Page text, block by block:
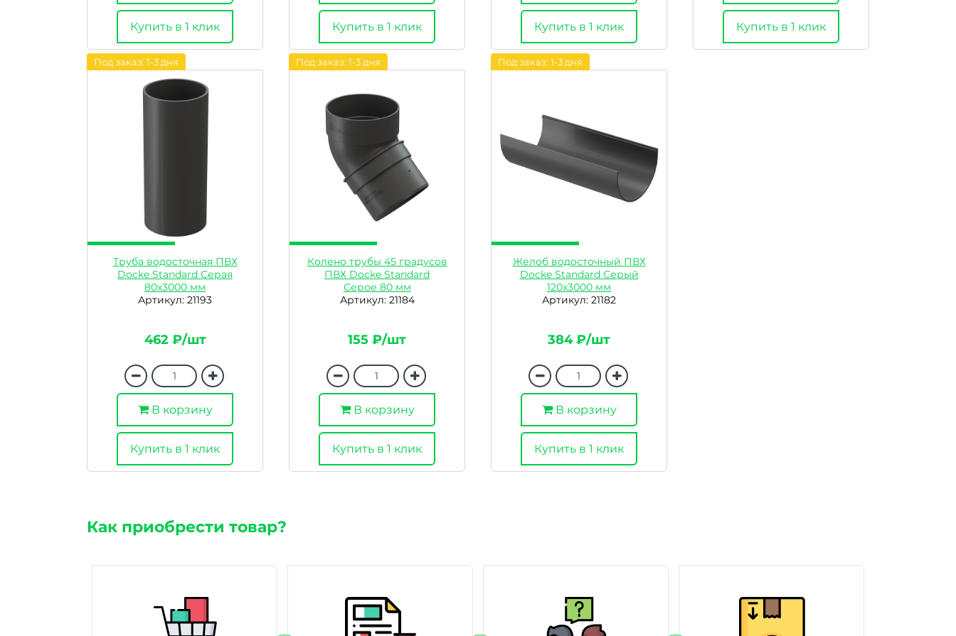
Купить в 1 клик Купить в 1 клик Купить в 1 клик Купить в 1 клик
Под заказ: 1-3 дня
Труба водосточная ПВХ
Docke Standard Серая
80х3000 мм
Артикул: 21193
462 ₽/шт
В корзину
Купить в 1 клик
Под заказ: 1-3 дня
Колено трубы 45 градусов
ПВХ Docke Standard
Серое 80 мм
Артикул: 21184
155 ₽/шт
В корзину
Купить в 1 клик
Под заказ: 1-3 дня
Желоб водосточный ПВХ
Docke Standard Серый
120х3000 мм
Артикул: 21182
384 ₽/шт
В корзину
Купить в 1 клик
Как приобрести товар?